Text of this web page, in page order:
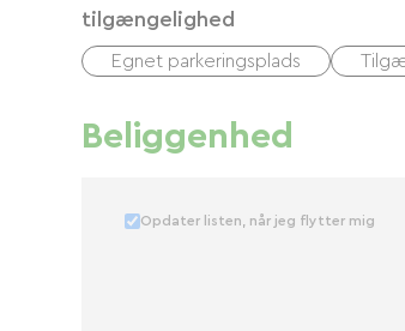
tilgængelighed
Egnet parkeringsplads
Beliggenhed
Opdater listen, når jeg flytter mig